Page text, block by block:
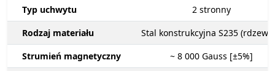
Typ uchwytu
2 stronny
Rodzaj materiału
Stal konstrukcyjna S235
Strumień magnetyczny
~ 8 000 Gauss [±5%]